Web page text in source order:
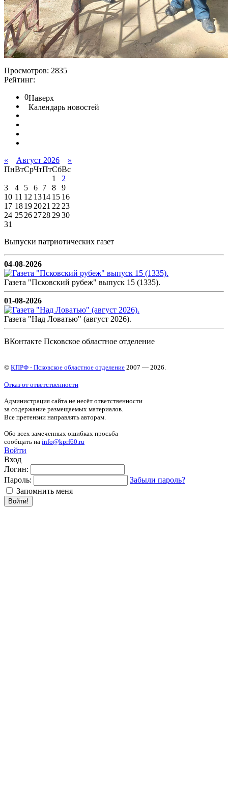
Просмотров: 2835
Рейтинг:
0Наверх
Календарь новостей
« Август 2026
»
ПнВтСрЧтПтСбВс
1
2
3
4 5 6 7 8
9
10 11 12 1314 15 16
17 18192021 2223
24 252627282930
31
Выпуски патриотических газет
04-08-2026
Газета "Псковский рубеж" выпуск 15 (1335).
01-08-2026
Газета "Над Ловатью" (август 2026).
ВКонтакте Псковское областное отделение
© КПРФ - Псковское областное отделение 2007 — 2026.
Отказ от ответственности
Администрация сайта не несёт ответственности
за содержание размещаемых материалов.
Все претензии направлять авторам.
Обо всех замеченных ошибках просьба
сообщать на info@kprf60.ru
Войти
Вход
Логин:
Пароль:
Забыли пароль?
Запомнить меня